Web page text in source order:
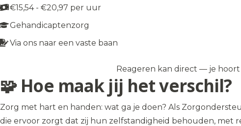
€15,54 - €20,97 per uur
Gehandicaptenzorg
Via ons naar een vaste baan
Reageren kan direct — je hoort
🧩 Hoe maak jij het verschil?
Zorg met hart en handen: wat ga je doen? Als
die ervoor zorgt dat zij hun zelfstandigheid behouden, met